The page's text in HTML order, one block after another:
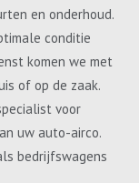
en onderhoud.
conditie
komen we met
of op de zaak.
voor
uw auto-airco.
bedrijfswagens